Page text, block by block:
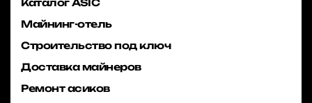
Каталог ASIC
Майнинг-отель
Строительство под ключ
Доставка майнеров
Ремонт асиков